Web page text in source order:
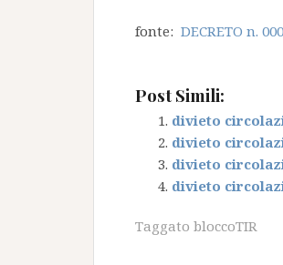
fonte: DECRETO n.
Post Simili:
divieto
divieto
divieto
divieto
Taggato bloccoTIR